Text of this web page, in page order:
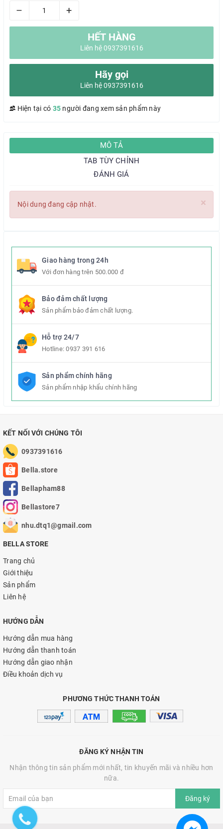
– +
HẾT HÀNG
Liên hệ 0937391616
Hãy gọi
Liên hệ 0937391616
Hiện tại có 35 người đang xem sản phẩm này
MÔ TẢ
TAB TÙY CHỈNH
ĐÁNH GIÁ
×
Nội dung đang cập nhật.
Giao hàng trong 24h
Với đơn hàng trên 500.000 đ
Bảo đảm chất lượng
Sản phẩm bảo đảm chất lượng.
Hỗ trợ 24/7
Hotline:0937 391 616
Sản phẩm chính hãng
Sản phẩm nhập khẩu chính hãng
KẾT NỐI VỚI CHÚNG TÔI
0937391616
Bella.store
Bellapham88
Bellastore7
nhu.dtq1@gmail.com
BELLA STORE
Trang chủ
Giới thiệu
Sản phẩm
Liên hệ
HƯỚNG DẪN
Hướng dẫn mua hàng
Hướng dẫn thanh toán
Hướng dẫn giao nhận
Điều khoản dịch vụ
PHƯƠNG THỨC THANH TOÁN
ĐĂNG KÝ NHẬN TIN
Nhận thông tin sản phẩm mới nhất, tin khuyến mãi và nhiều hơn
nữa.
Đăng ký